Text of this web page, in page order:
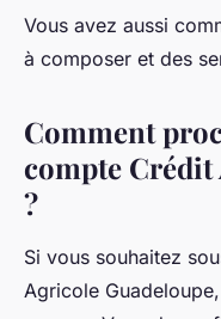
Vous avez aussi
à composer et des
Comment
compte
?
Si vous souhaitez
Agricole